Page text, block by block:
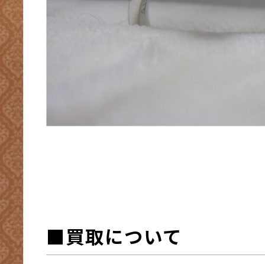
■買取について